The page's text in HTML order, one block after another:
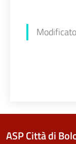
ASP Città di